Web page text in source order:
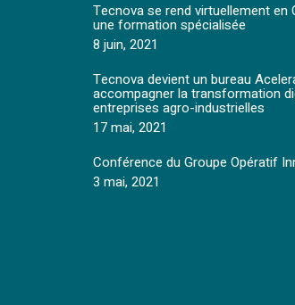
Tecnova se rend virtuellement en
une formation spécialisée
8 juin, 2021
Tecnova devient un bureau
accompagner la transformation
entreprises agro-industrielles
17 mai, 2021
Conférence du Groupe Opératif
3 mai, 2021